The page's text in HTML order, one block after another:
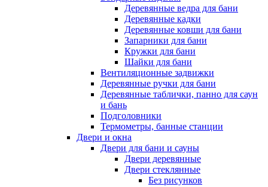
Деревянные ведра для бани
Деревянные кадки
Деревянные ковши для бани
Запарники для бани
Кружки для бани
Шайки для бани
Вентиляционные задвижки
Деревянные ручки для бани
Деревянные таблички, панно для саун
и бань
Подголовники
Термометры, банные станции
Двери и окна
Двери для бани и сауны
Двери деревянные
Двери стеклянные
Без рисунков